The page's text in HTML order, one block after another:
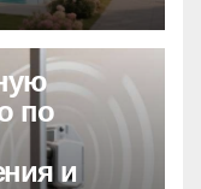
по
и